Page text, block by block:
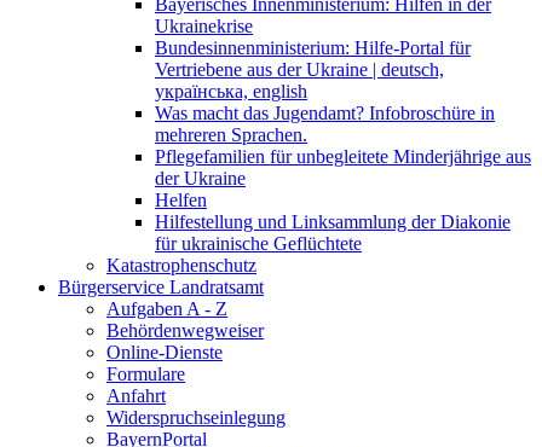
Bayerisches Innenministerium: Hilfen in der
Ukrainekrise
Bundesinnenministerium: Hilfe-Portal für
Vertriebene aus der Ukraine | deutsch,
українська, english
Was macht das Jugendamt? Infobroschüre in
mehreren Sprachen.
Pflegefamilien für unbegleitete Minderjährige aus
der Ukraine
Helfen
Hilfestellung und Linksammlung der Diakonie
für ukrainische Geflüchtete
Katastrophenschutz
Bürgerservice Landratsamt
Aufgaben A - Z
Behördenwegweiser
Online-Dienste
Formulare
Anfahrt
Widerspruchseinlegung
BayernPortal